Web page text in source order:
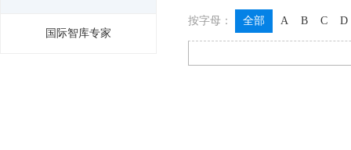
国际智库专家
膳食养生
名医西药
按字母： 全部 A B C D